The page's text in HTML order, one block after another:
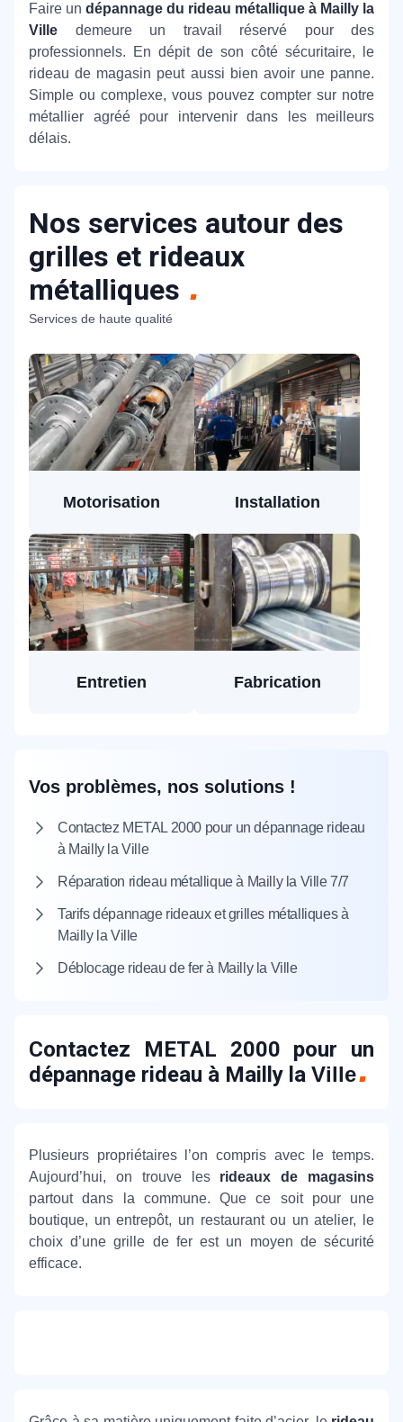
Faire un dépannage du rideau métallique à Mailly la
Ville demeure un travail réservé pour des
professionnels. En dépit de son côté sécuritaire, le
rideau de magasin peut aussi bien avoir une panne.
Simple ou complexe, vous pouvez compter sur notre
métallier agréé pour intervenir dans les meilleurs
délais.
Nos services autour des
grilles et rideaux
métalliques
Services de haute qualité
Motorisation Installation
Entretien Fabrication
Vos problèmes, nos solutions !
Contactez METAL 2000 pour un dépannage rideau
à Mailly la Ville
Réparation rideau métallique à Mailly la Ville 7/7
Tarifs dépannage rideaux et grilles métalliques à
Mailly la Ville
Déblocage rideau de fer à Mailly la Ville
Contactez METAL 2000 pour un
dépannage rideau à Mailly la Ville
Plusieurs propriétaires l’on compris avec le temps.
Aujourd’hui, on trouve les rideaux de magasins
partout dans la commune. Que ce soit pour une
boutique, un entrepôt, un restaurant ou un atelier, le
choix d’une grille de fer est un moyen de sécurité
efficace.